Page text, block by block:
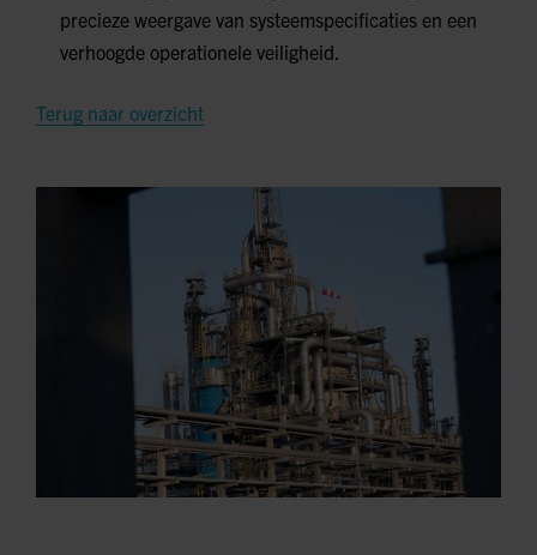
precieze weergave van systeemspecificaties en een
verhoogde operationele veiligheid.
Terug naar overzicht